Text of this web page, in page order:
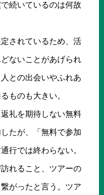
続いているのは何故
されているため、活
ないことがあげられ
との出会いやふれあ
ものも大きい。
礼を期待しない無料
たが、「無料で参加
行では終わらない。
れること、ツアーの
がったと言う。ツア